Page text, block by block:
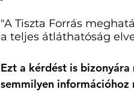
"A Tiszta Forrás
a teljes átláthatóság
Ezt a kérdést is
semmilyen